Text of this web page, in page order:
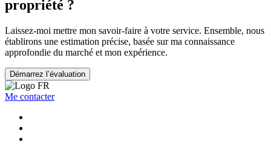
propriété ?
Laissez-moi mettre mon savoir-faire à votre service. Ensemble, nous
établirons une estimation précise, basée sur ma connaissance
approfondie du marché et mon expérience.
Démarrez l’évaluation
Me contacter